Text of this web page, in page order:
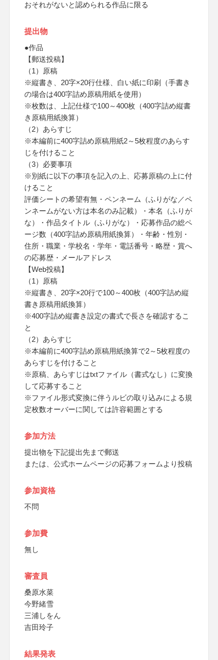
おそれがないと認められる作品に限る
提出物
●作品
【郵送投稿】
（1）原稿
※縦書き、20字×20行仕様、白い紙に印刷（手書き
の場合は400字詰め原稿用紙を使用）
※枚数は、上記仕様で100～400枚（400字詰め縦書
き原稿用紙換算）
（2）あらすじ
※本編前に400字詰め原稿用紙2～5枚程度のあらす
じを付けること
（3）必要事項
※別紙に以下の事項を記入の上、応募原稿の上に付
けること
評価シートの希望有無・ペンネーム（ふりがな／ペ
ンネームがない方は本名のみ記載）・本名（ふりが
な）・作品タイトル（ふりがな）・応募作品の総ペ
ージ数（400字詰め原稿用紙換算）・年齢・性別・
住所・職業・学校名・学年・電話番号・略歴・賞へ
の応募歴・メールアドレス
【Web投稿】
（1）原稿
※縦書き、20字×20行で100～400枚（400字詰め縦
書き原稿用紙換算）
※400字詰め縦書き設定の書式で長さを確認するこ
と
（2）あらすじ
※本編前に400字詰め原稿用紙換算で2～5枚程度の
あらすじを付けること
※原稿、あらすじはtxtファイル（書式なし）に変換
して応募すること
※ファイル形式変換に伴うルビの取り込みによる規
定枚数オーバーに関しては許容範囲とする
参加方法
提出物を下記提出先まで郵送
または、公式ホームページの応募フォームより投稿
参加資格
不問
参加費
無し
審査員
桑原水菜
今野緒雪
三浦しをん
吉田玲子
結果発表